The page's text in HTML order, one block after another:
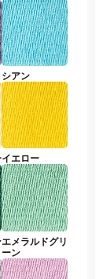
シアン
イエロー
エメラルドグリ
ーン